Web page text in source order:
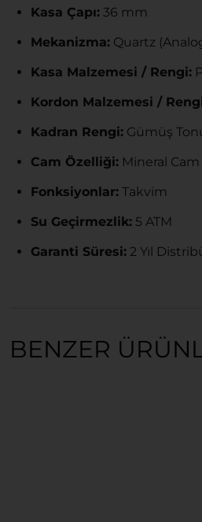
Kasa Çapı: 36 mm
Mekanizma: Quartz
Kasa Malzemesi / Rengi:
Kordon Malzemesi /
Kadran Rengi: Gümüş
Cam Özelliği: Mineral Cam
Fonksiyonlar: Takvim
Su Geçirmezlik: 5 ATM
Garanti Süresi: 2 Yıl
BENZER